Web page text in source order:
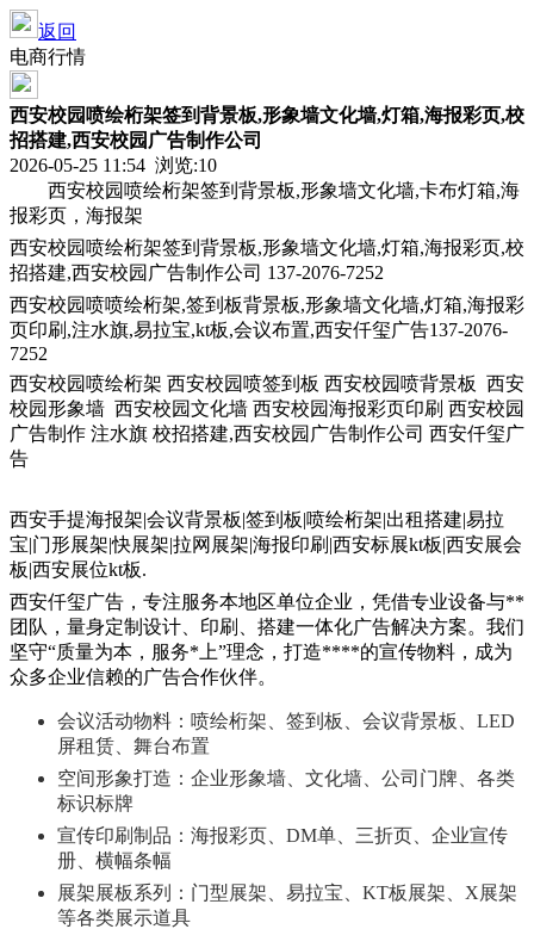
返回
电商行情
西安校园喷绘桁架签到背景板,形象墙文化墙,灯箱,海报彩页,校
招搭建,西安校园广告制作公司
2026-05-25 11:54 浏览:10
西安校园喷绘桁架签到背景板,形象墙文化墙,卡布灯箱,海
报彩页，海报架
西安校园喷绘桁架签到背景板,形象墙文化墙,灯箱,海报彩页,校
招搭建,西安校园广告制作公司 137-2076-7252
西安校园喷喷绘桁架,签到板背景板,形象墙文化墙,灯箱,海报彩
页印刷,注水旗,易拉宝,kt板,会议布置,西安仟玺广告137-2076-
7252
西安校园喷绘桁架 西安校园喷签到板 西安校园喷背景板 西安
校园形象墙 西安校园文化墙 西安校园海报彩页印刷 西安校园
广告制作 注水旗 校招搭建,西安校园广告制作公司 西安仟玺广
告
西安手提海报架|会议背景板|签到板|喷绘桁架|出租搭建|易拉
宝|门形展架|快展架|拉网展架|海报印刷|西安标展kt板|西安展会
板|西安展位kt板.
西安仟玺广告，专注服务本地区单位企业，凭借专业设备与**
团队，量身定制设计、印刷、搭建一体化广告解决方案。我们
坚守“质量为本，服务*上”理念，打造****的宣传物料，成为
众多企业信赖的广告合作伙伴。
会议活动物料：喷绘桁架、签到板、会议背景板、LED
屏租赁、舞台布置
空间形象打造：企业形象墙、文化墙、公司门牌、各类
标识标牌
宣传印刷制品：海报彩页、DM单、三折页、企业宣传
册、横幅条幅
展架展板系列：门型展架、易拉宝、KT板展架、X展架
等各类展示道具